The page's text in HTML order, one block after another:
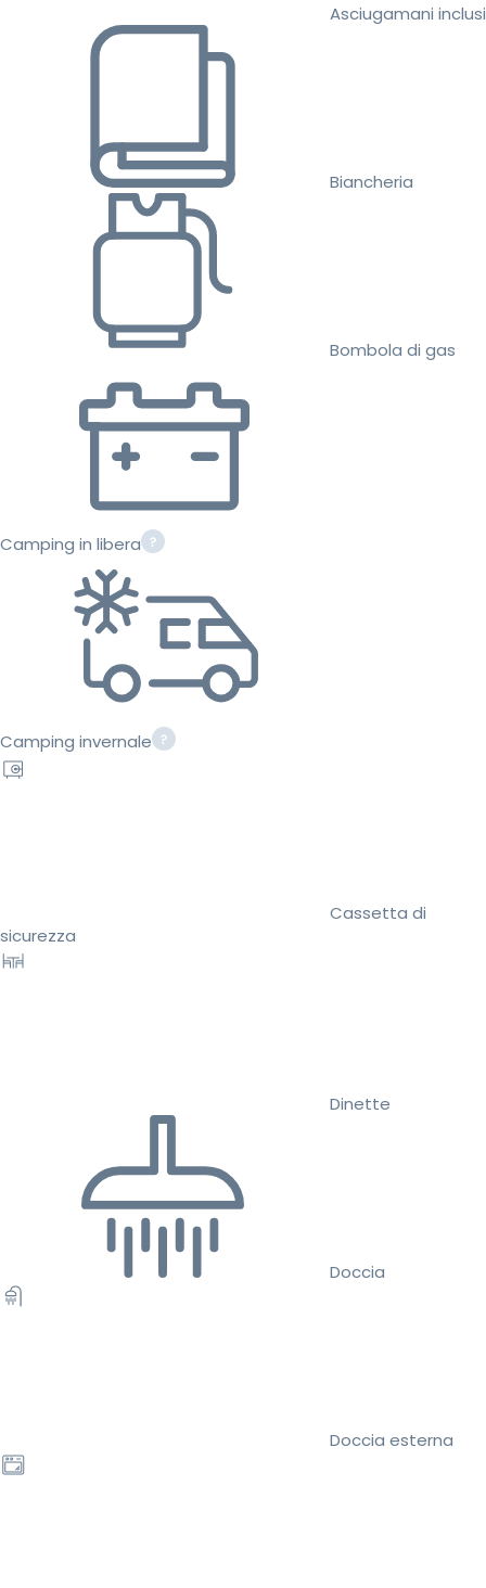
Asciugamani inclusi
Biancheria
Bombola di gas
Camping in libera
Camping invernale
Cassetta di
sicurezza
Dinette
Doccia
Doccia esterna